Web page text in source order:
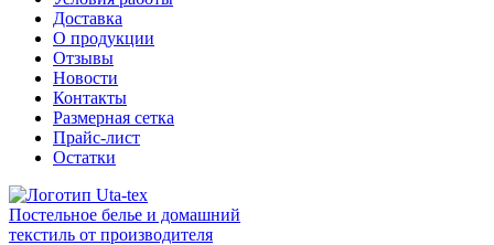
Доставка
О продукции
Отзывы
Новости
Контакты
Размерная сетка
Прайс-лист
Остатки
Постельное белье и домашний
текстиль от производителя